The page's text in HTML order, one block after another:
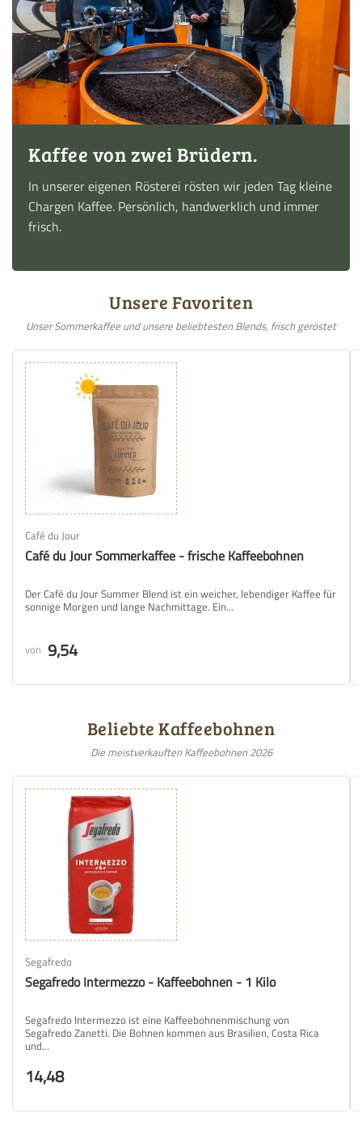
Kaffee von zwei Brüdern.
In unserer eigenen Rösterei rösten wir jeden Tag kleine
Chargen Kaffee. Persönlich, handwerklich und immer
frisch.
Unsere Favoriten
Unser Sommerkaffee und unsere beliebtesten Blends, frisch geröstet
Café du Jour
Café du Jour Sommerkaffee - frische Kaffeebohnen
Der Café du Jour Summer Blend ist ein weicher, lebendiger Kaffee für
sonnige Morgen und lange Nachmittage. Ein...
von 9,54
Beliebte Kaffeebohnen
Die meistverkauften Kaffeebohnen 2026
Segafredo
Segafredo Intermezzo - Kaffeebohnen - 1 Kilo
Segafredo Intermezzo ist eine Kaffeebohnenmischung von
Segafredo Zanetti. Die Bohnen kommen aus Brasilien, Costa Rica
und...
14,48